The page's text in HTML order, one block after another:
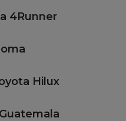
4Runner
Hilux